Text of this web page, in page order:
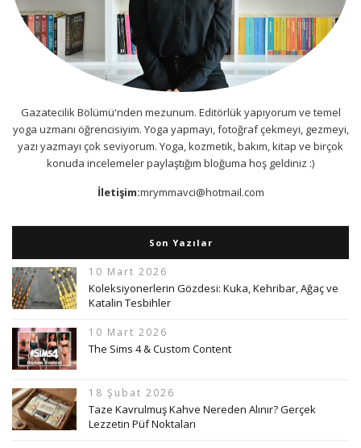
Gazatecilik Bölümü'nden mezunum. Editörlük yapıyorum ve temel
yoga uzmanı öğrencisiyim. Yoga yapmayı, fotoğraf çekmeyi, gezmeyi,
yazı yazmayı çok seviyorum. Yoga, kozmetik, bakım, kitap ve birçok
konuda incelemeler paylaştığım bloğuma hoş geldiniz :)
İletişim:mrymmavci@hotmail.com
Son Yazılar
10 Mart 2026
Koleksiyonerlerin Gözdesi: Kuka, Kehribar, Ağaç ve
Katalin Tesbihler
10 Mart 2026
The Sims 4 & Custom Content
18 Şubat 2026
Taze Kavrulmuş Kahve Nereden Alınır? Gerçek
Lezzetin Püf Noktaları